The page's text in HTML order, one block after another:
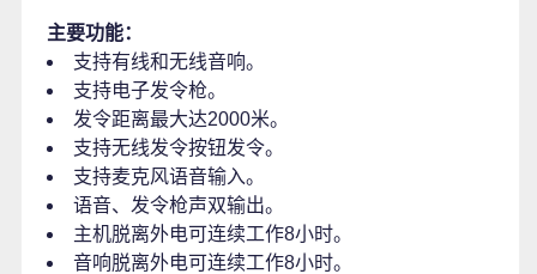
主要功能：
支持有线和无线音响。
支持电子发令枪。
发令距离最大达2000米。
支持无线发令按钮发令。
支持麦克风语音输入。
语音、发令枪声双输出。
主机脱离外电可连续工作8小时。
音响脱离外电可连续工作8小时。